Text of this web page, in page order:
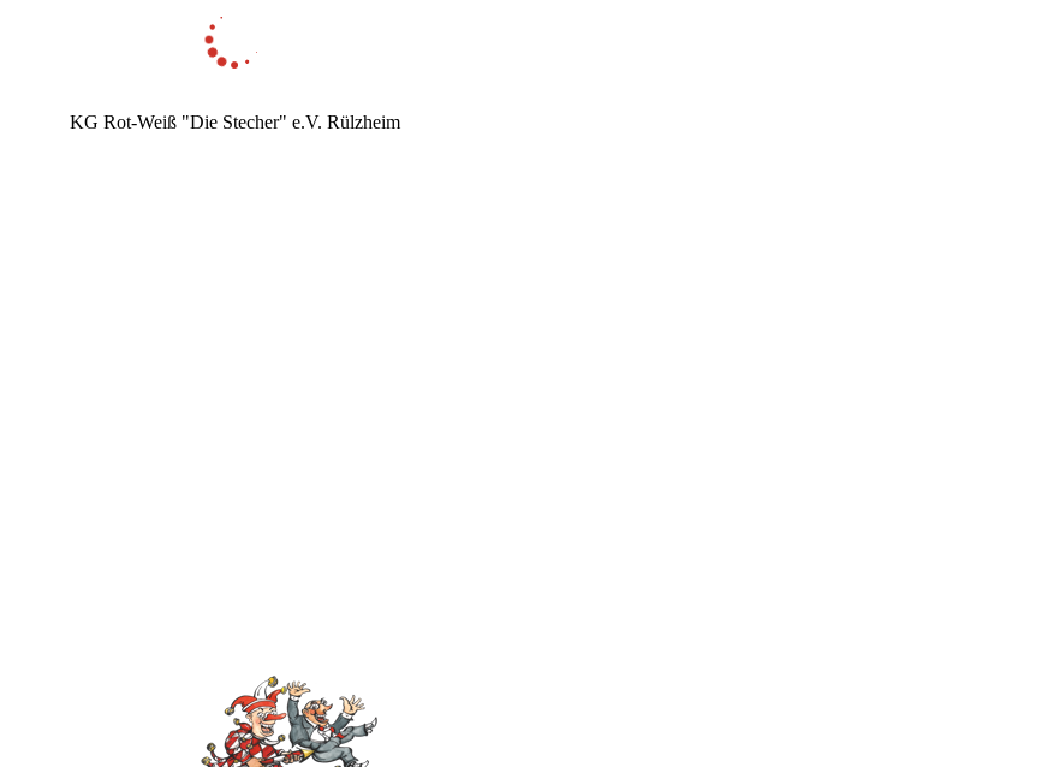
KG Rot-Weiß "Die Stecher" e.V. Rülzheim